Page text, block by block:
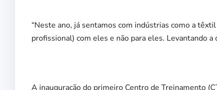
“Neste ano, já sentamos com indústrias como a
profissional) com eles e não para eles. Levantando
A inauguração do primeiro Centro de Treinamento